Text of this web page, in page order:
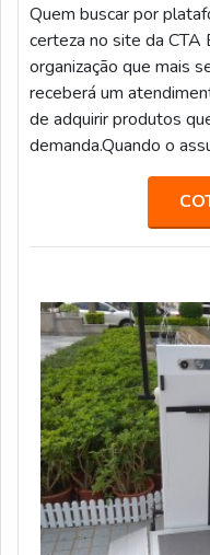
Quem buscar por
certeza no site da CTA
organização que mais
receberá um
de adquirir produtos
demanda.Quando o
os profissionais da
precisão e
final.MAIS DETALHES